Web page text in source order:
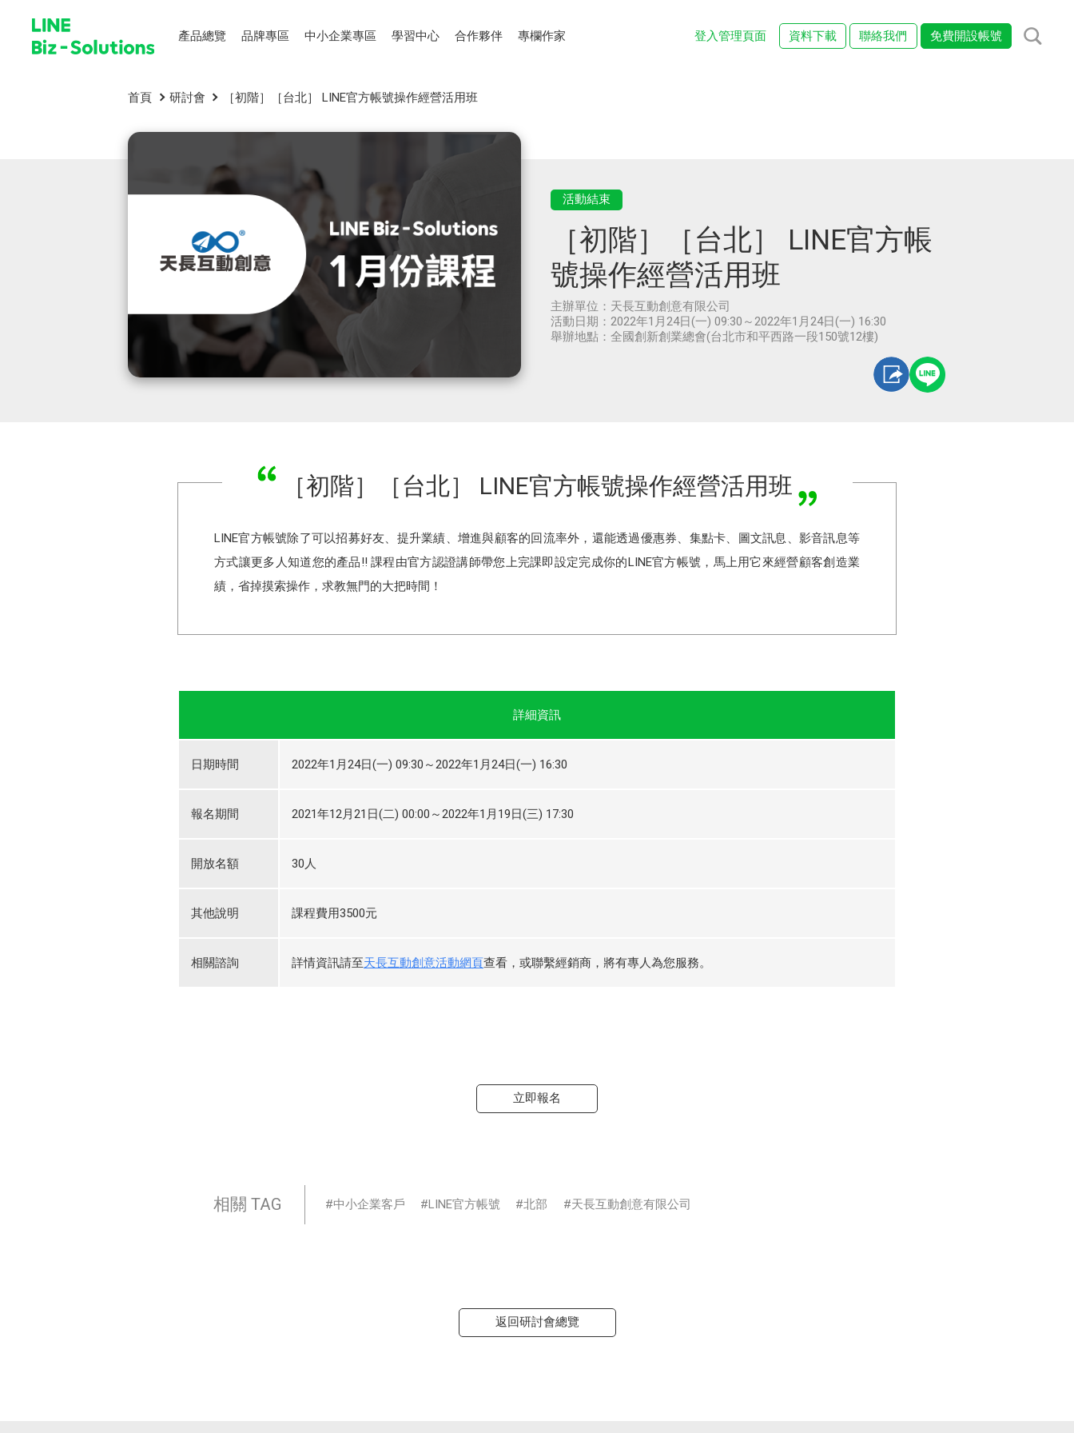
產品總覽 品牌專區 中小企業專區 學習中心 合作夥伴 專欄作家 登入管理頁面 資料下載 聯絡我們 免費開設帳號
首頁 研討會 ［初階］［台北］ LINE官方帳號操作經營活用班
活動結束
［初階］［台北］ LINE官方帳
號操作經營活用班
主辦單位： 天長互動創意有限公司
活動日期： 2022年1月24日(一) 09:30～2022年1月24日(一) 16:30
舉辦地點：全國創新創業總會(台北市和平西路一段150號12樓)
［初階］［台北］ LINE官方帳號操作經營活用班
LINE官方帳號除了可以招募好友、提升業績、增進與顧客的回流率外，還能透過優惠券、集點卡、圖文訊息、影音訊息等
方式讓更多人知道您的產品!! 課程由官方認證講師帶您上完課即設定完成你的LINE官方帳號，馬上用它來經營顧客創造業
績，省掉摸索操作，求教無門的大把時間！
詳細資訊
日期時間 2022年1月24日(一) 09:30～2022年1月24日(一) 16:30
報名期間 2021年12月21日(二) 00:00～2022年1月19日(三) 17:30
開放名額 30人
其他說明 課程費用3500元
相關諮詢 詳情資訊請至天長互動創意活動網頁查看，或聯繫經銷商，將有專人為您服務。
立即報名
相關 TAG 中小企業客戶 LINE官方帳號 北部 天長互動創意有限公司
返回研討會總覽